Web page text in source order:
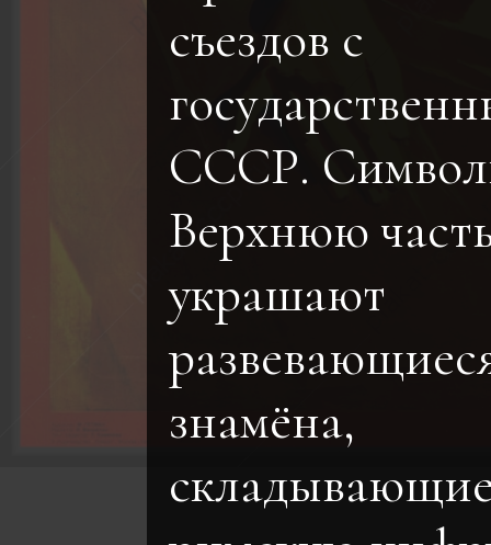
съездов с
СССР.
Верхнюю
украшают
знамёна,